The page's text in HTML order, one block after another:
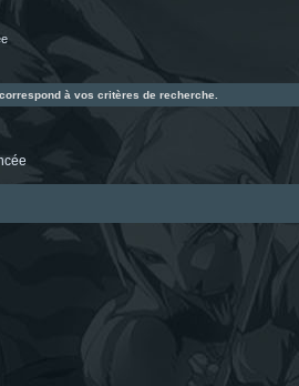
à vos critères de recherche.